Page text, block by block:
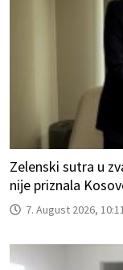
Zelenski sutra u
nije priznala
7. August 2026,